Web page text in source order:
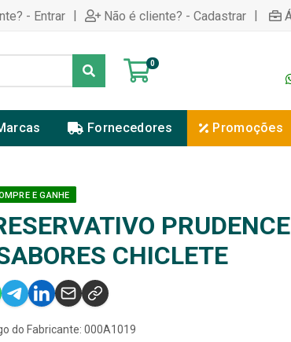
- Entrar | Não é cliente? - Cadastrar |
0
Fornecedores Promoções
E GANHE
CHICLETE
do Fabricante: 000A1019